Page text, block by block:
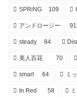
SPRiNG 109
アンドロージー 91
steady 84
美人百花 70
smart 64 ミ
In Red 58